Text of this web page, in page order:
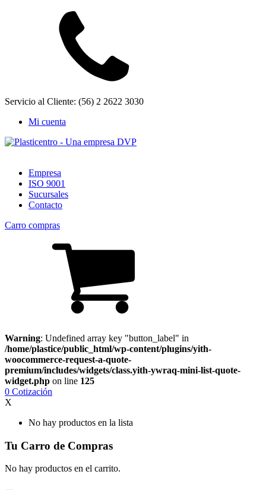
Servicio al Cliente: (56) 2 2622 3030
Mi cuenta
Empresa
ISO 9001
Sucursales
Contacto
Carro compras
Warning: Undefined array key "button_label" in
/home/plastice/public_html/wp-content/plugins/yith-
woocommerce-request-a-quote-
premium/includes/widgets/class.yith-ywraq-mini-list-quote-
widget.php on line 125
0 Cotización
X
No hay productos en la lista
Tu Carro de Compras
No hay productos en el carrito.